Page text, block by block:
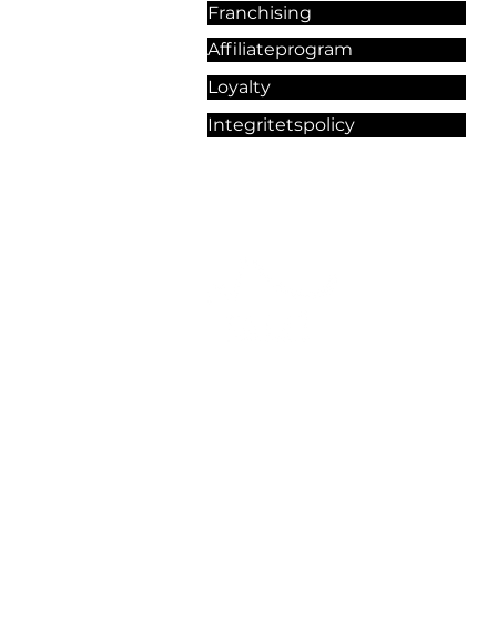
Franchising
Affiliateprogram
Loyalty
Integritetspolicy